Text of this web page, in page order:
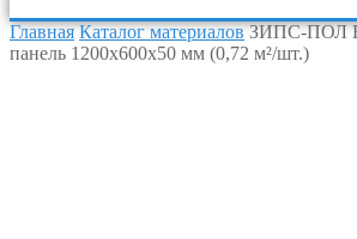
Главная Каталог материалов ЗИПС-ПОЛ
панель 1200х600х50 мм (0,72 м²/шт.)